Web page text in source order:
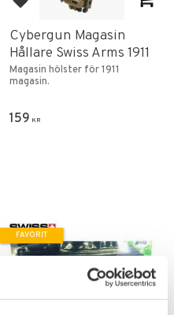
Lägg till i favoriter
Cybergun Magasin
Hållare Swiss Arms 1911
Magasin hölster för 1911
magasin.
159 KR
FAVORIT